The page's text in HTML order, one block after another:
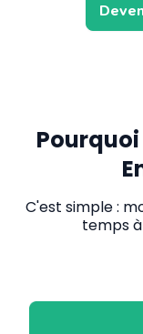
C'est simple :
temps